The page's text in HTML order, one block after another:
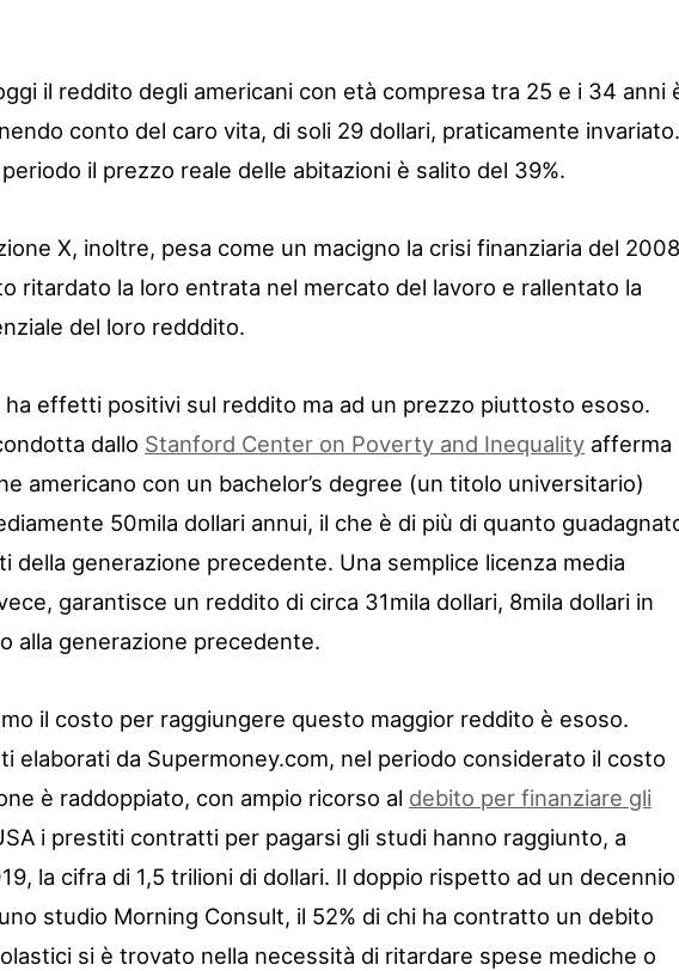
il reddito degli americani con età compresa tra 25 e i 34 anni
conto del caro vita, di soli 29 dollari, praticamente invariato.
il prezzo reale delle abitazioni è salito del 39%.
X, inoltre, pesa come un macigno la crisi finanziaria del 2008
ritardato la loro entrata nel mercato del lavoro e rallentato la
del loro redddito.
ha effetti positivi sul reddito ma ad un prezzo piuttosto esoso.
dallo Stanford Center on Poverty and Inequality afferma
americano con un bachelor’s degree (un titolo universitario)
50mila dollari annui, il che è di più di quanto
della generazione precedente. Una semplice licenza media
garantisce un reddito di circa 31mila dollari, 8mila dollari in
alla generazione precedente.
il costo per raggiungere questo maggior reddito è esoso.
elaborati da Supermoney.com, nel periodo considerato il costo
è raddoppiato, con ampio ricorso al debito per finanziare gli
i prestiti contratti per pagarsi gli studi hanno raggiunto, a
la cifra di 1,5 trilioni di dollari. Il doppio rispetto ad un decennio
studio Morning Consult, il 52% di chi ha contratto un debito
si è trovato nella necessità di ritardare spese mediche o